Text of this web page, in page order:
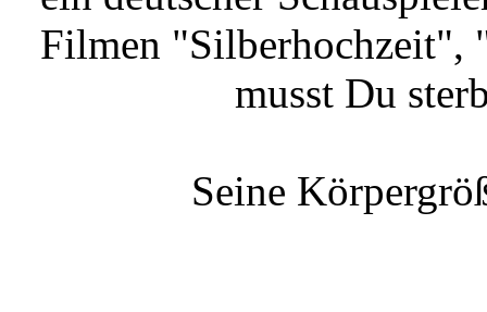
Filmen "Silberhochzeit",
musst Du
Seine